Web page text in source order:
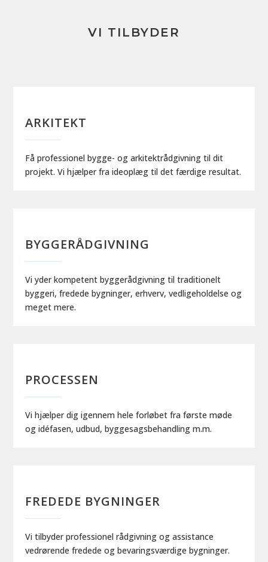
VI TILBYDER
ARKITEKT
Få professionel bygge- og arkitektrådgivning til dit
projekt. Vi hjælper fra ideoplæg til det færdige resultat.
BYGGERÅDGIVNING
Vi yder kompetent byggerådgivning til traditionelt
byggeri, fredede bygninger, erhverv, vedligeholdelse og
meget mere.
PROCESSEN
Vi hjælper dig igennem hele forløbet fra første møde
og idéfasen, udbud, byggesagsbehandling m.m.
FREDEDE BYGNINGER
Vi tilbyder professionel rådgivning og assistance
vedrørende fredede og bevaringsværdige bygninger.